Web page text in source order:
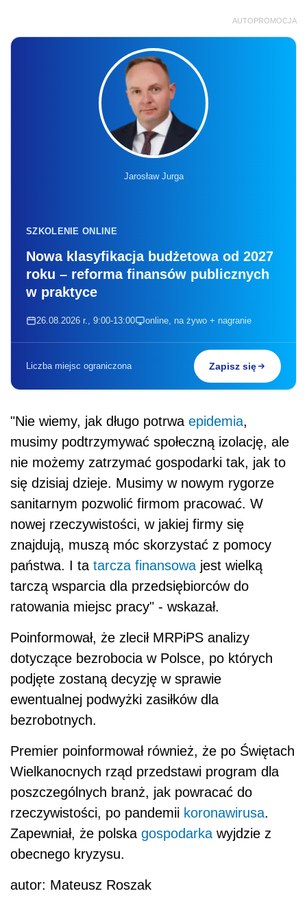
AUTOPROMOCJA
Jarosław Jurga
SZKOLENIE ONLINE
Nowa klasyfikacja budżetowa od 2027
roku – reforma finansów publicznych
w praktyce
26.08.2026 r., 9:00-13:00 online, na żywo + nagranie
Liczba miejsc ograniczona Zapisz się
"Nie wiemy, jak długo potrwa epidemia,
musimy podtrzymywać społeczną izolację, ale
nie możemy zatrzymać gospodarki tak, jak to
się dzisiaj dzieje. Musimy w nowym rygorze
sanitarnym pozwolić firmom pracować. W
nowej rzeczywistości, w jakiej firmy się
znajdują, muszą móc skorzystać z pomocy
państwa. I ta tarcza finansowa jest wielką
tarczą wsparcia dla przedsiębiorców do
ratowania miejsc pracy" - wskazał.
Poinformował, że zlecił MRPiPS analizy
dotyczące bezrobocia w Polsce, po których
podjęte zostaną decyzję w sprawie
ewentualnej podwyżki zasiłków dla
bezrobotnych.
Premier poinformował również, że po Świętach
Wielkanocnych rząd przedstawi program dla
poszczególnych branż, jak powracać do
rzeczywistości, po pandemii koronawirusa.
Zapewniał, że polska gospodarka wyjdzie z
obecnego kryzysu.
autor: Mateusz Roszak